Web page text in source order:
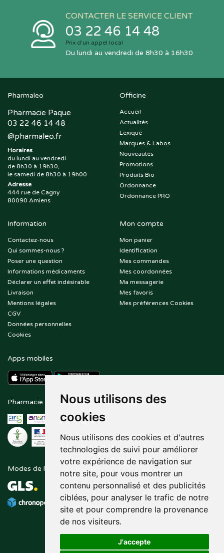
Nous utilisons des
cookies
Nous utilisons des cookies et d'autres
technologies de suivi pour améliorer
votre expérience de navigation sur
notre site, pour vous montrer un
contenu personnalisé et des publicités
ciblées, pour analyser le trafic de notre
site et pour comprendre la provenance
de nos visiteurs.
J'accepte
CONTACTER LE SERVICE CLIENT
03 22 46 14 48
Prix d’un appel local
Du lundi au vendredi de 8h30 à 16h30
Pharmaleo
Pharmacie Paque
03 22 46 14 48
@pharmaleo.fr
Horaires
du lundi au vendredi
de 8h30 à 19h30,
le samedi de 8h30 à 19h00
Adresse
444 rue de Cagny
80090 Amiens
Officine
Accueil
Actualités
Lexique
Marques & Labos
Nouveautés
Promotions
Produits Bio
Ordonnance
Ordonnance PRO
Information
Contactez-nous
Qui sommes-nous ?
Poser une question
Informations médicaments
Déclarer un effet indésirable
Livraison
Mentions légales
CGV
Données personnelles
Cookies
Mon compte
Mon panier
Identification
Mes commandes
Mes coordonnées
Ma messagerie
Mes favoris
Mes préférences Cookies
Apps mobiles
Pharmacie en ligne agréée Paiement sécurisé
Modes de livraison Suivez-nous sur